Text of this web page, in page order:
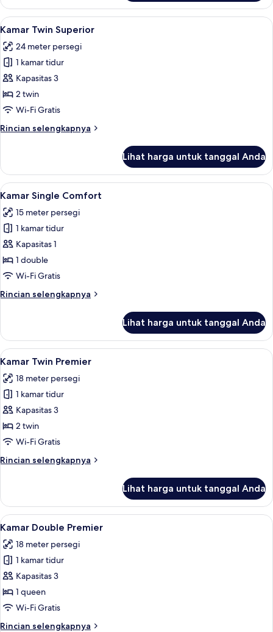
Kamar
Twin
(Hollywood)
Lihat
semua
foto
untuk
Kamar
Twin
Superior
Selimut bulu angsa, brankas, ruang
8
Kamar Twin Superior
24 meter persegi
1 kamar tidur
Kapasitas 3
2 twin
Wi-Fi Gratis
Rincian selengkapnya
Rincian
Kamar
Twin
Superior
Lihat harga untuk tanggal Anda
Lihat
semua
foto
untuk
Kamar
Single
Comfort
Selimut bulu angsa, brankas, ruang
6
Kamar Single Comfort
15 meter persegi
1 kamar tidur
Kapasitas 1
1 double
Wi-Fi Gratis
Rincian selengkapnya
Rincian
Kamar
Single
Comfort
Lihat harga untuk tanggal Anda
Lihat
semua
foto
untuk
Kamar
Twin
Premier
Selimut bulu angsa, brankas, ruang
7
Kamar Twin Premier
18 meter persegi
1 kamar tidur
Kapasitas 3
2 twin
Wi-Fi Gratis
Rincian selengkapnya
Rincian
Kamar
Twin
Premier
Lihat harga untuk tanggal Anda
Lihat
semua
foto
untuk
Kamar
Double
Premier
Selimut bulu angsa, brankas, ruang
7
Kamar Double Premier
18 meter persegi
1 kamar tidur
Kapasitas 3
1 queen
Wi-Fi Gratis
Rincian selengkapnya
Rincian